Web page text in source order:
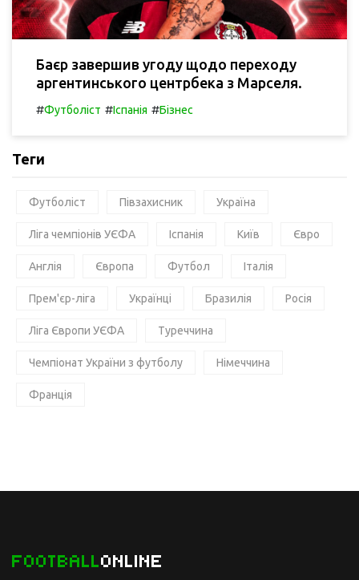
Баєр завершив угоду щодо переходу
аргентинського центрбека з Марселя.
#Футболіст #Іспанія #Бізнес
Теги
Футболіст Півзахисник Україна
Ліга чемпіонів УЄФА Іспанія Київ Євро
Англія Європа Футбол Італія
Прем'єр-ліга Українці Бразилія Росія
Ліга Європи УЄФА Туреччина
Чемпіонат України з футболу Німеччина
Франція
FOOTBALLONLINE